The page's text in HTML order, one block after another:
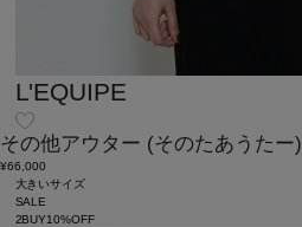
L'EQUIPE
その他アウター (そのたあうたー)
¥66,000
大きいサイズ
SALE
2BUY10%OFF